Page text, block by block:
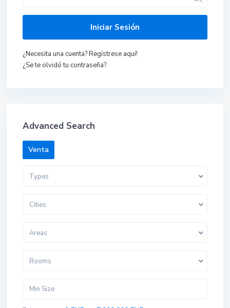
Iniciar Sesión
¿Necesita una cuenta? Regístrese aquí!
¿Se te olvidó tu contraseña?
Advanced Search
Venta
Types
Cities
Areas
Rooms